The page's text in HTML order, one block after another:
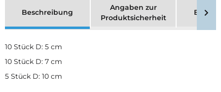
Beschreibung
Angaben zur
Produktsicherheit
10 Stück D: 5 cm
10 Stück D: 7 cm
5 Stück D: 10 cm